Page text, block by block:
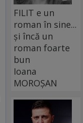
FILIT e un
roman în sine...
și încă un
roman foarte
bun
Ioana
MOROȘAN